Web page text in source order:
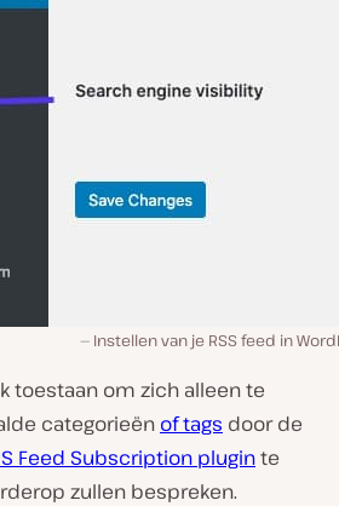
Instellen van je RSS feed in
toestaan om zich alleen te
categorieën of tags door de
Feed Subscription pluginte
zullen bespreken.